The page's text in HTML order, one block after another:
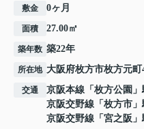
敷金 0ヶ月
面積 27.00㎡
築年数 築22年
所在地 大阪府枚方市枚方元町
交通 京阪本線 「 枚方公園
京阪交野線 「 枚方市
京阪交野線 「 宮之阪